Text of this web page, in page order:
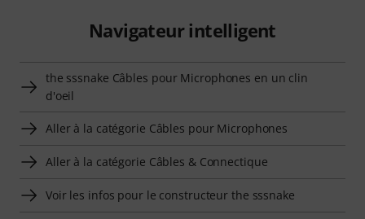
Navigateur intelligent
the sssnake Câbles pour Microphones en un clin
d'oeil
Aller à la catégorie Câbles pour Microphones
Aller à la catégorie Câbles & Connectique
Voir les infos pour le constructeur the sssnake